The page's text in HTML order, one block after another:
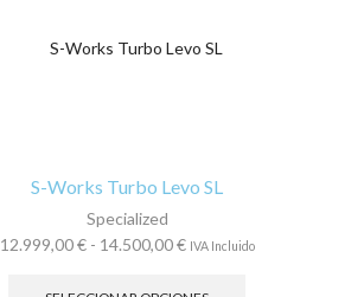
S-Works Turbo Levo SL
Specialized
12.999,00€ - 14.500,00€Rango
precios:
IVA Incluido